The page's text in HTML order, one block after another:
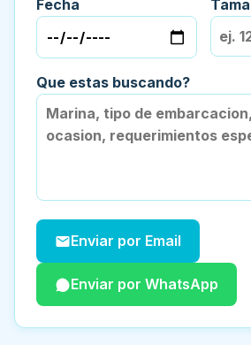
Fecha
Que estas buscando?
Enviar por Email
Enviar por WhatsApp